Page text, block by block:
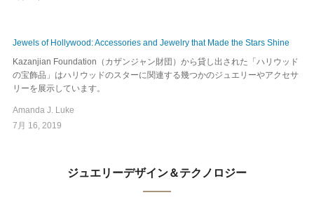
Jewels of Hollywood: Accessories and Jewelry that Made the Stars Shine
Kazanjian Foundation（カザンジャン財団）から貸し出された「ハリウッド
の宝飾品」はハリウッドのスターに関連する幾つかのジュエリーやアクセサ
リーを展示しています。
Amanda J. Luke
7月 16, 2019
ジュエリーデザイン＆テクノロジー